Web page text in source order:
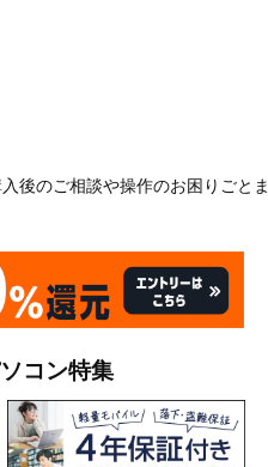
後のご相談や操作のお困りごと
コン特集